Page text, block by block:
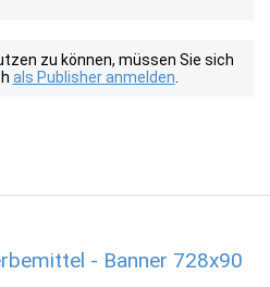
zu können, müssen Sie sich
als Publisher anmelden
- Banner 728x90